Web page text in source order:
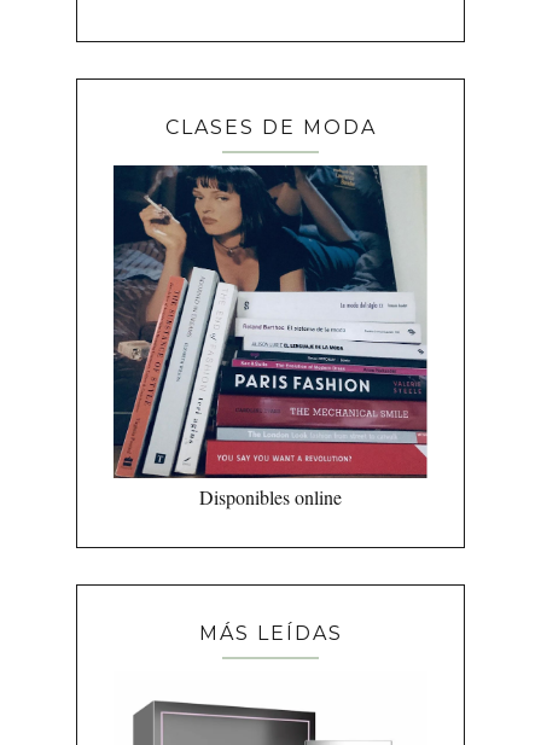
CLASES DE MODA
Disponibles online
MÁS LEÍDAS